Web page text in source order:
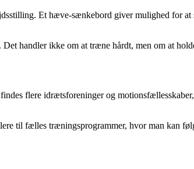
Et hæve-sænkebord giver mulighed for
handler ikke om at træne hårdt, men om at
flere idrætsforeninger og
til fælles træningsprogrammer, hvor man kan